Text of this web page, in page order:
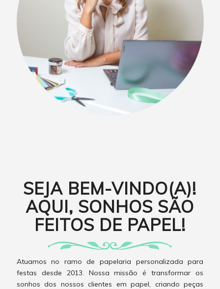
SEJA BEM-VINDO(A)!
AQUI, SONHOS SÃO
FEITOS DE PAPEL!
Atuamos no ramo de papelaria personalizada para
festas desde 2013. Nossa missão é transformar os
sonhos dos nossos clientes em papel, criando peças